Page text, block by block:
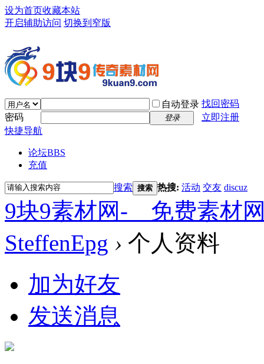
设为首页收藏本站
开启辅助访问 切换到窄版
自动登录 找回密码
密码
登录
立即注册
快捷导航
论坛BBS
充值
搜索 搜索 热搜: 活动 交友 discuz
9块9素材网-＿免费素材
SteffenEpg › 个人资料
加为好友
发送消息